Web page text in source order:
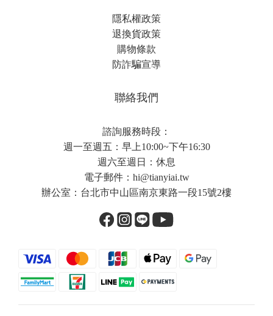
隱私權政策
退換貨政策
購物條款
防詐騙宣導
聯絡我們
諮詢服務時段：
週一至週五：早上10:00~下午16:30
週六至週日：休息
電子郵件： hi@tianyiai.tw
辦公室：台北市中山區南京東路一段15號2樓